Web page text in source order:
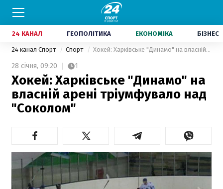
24 КАНАЛ ГЕОПОЛІТИКА ЕКОНОМІКА БІЗНЕС
24 канал Спорт Спорт Хокей: Харківське "Динамо" на власній арені тріумфувало над "Соколом"
28 січня, 09:20 1
Хокей: Харківське "Динамо" на
власній арені тріумфувало над
"Соколом"